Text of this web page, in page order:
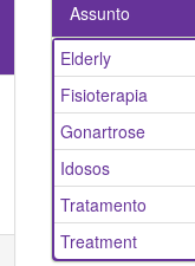
Assunto
Elderly
Fisioterapia
Gonartrose
Idosos
Tratamento
Treatment